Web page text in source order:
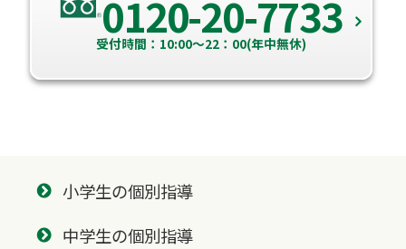
0120-20-7733
受付時間：10:00～22：00(年中無休)
小学生の個別指導
中学生の個別指導